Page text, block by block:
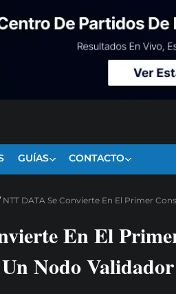
GUÍAS CONTACTO
NTT DATA Se Convierte En El Primer
En El
Nodo